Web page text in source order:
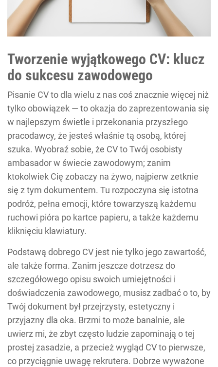
Tworzenie wyjątkowego CV: klucz
do sukcesu zawodowego
Pisanie CV to dla wielu z nas coś znacznie więcej niż
tylko obowiązek — to okazja do zaprezentowania się
w najlepszym świetle i przekonania przyszłego
pracodawcy, że jesteś właśnie tą osobą, której
szuka. Wyobraź sobie, że CV to Twój osobisty
ambasador w świecie zawodowym; zanim
ktokolwiek Cię zobaczy na żywo, najpierw zetknie
się z tym dokumentem. Tu rozpoczyna się istotna
podróż, pełna emocji, które towarzyszą każdemu
ruchowi pióra po kartce papieru, a także każdemu
kliknięciu klawiatury.
Podstawą dobrego CV jest nie tylko jego zawartość,
ale także forma. Zanim jeszcze dotrzesz do
szczegółowego opisu swoich umiejętności i
doświadczenia zawodowego, musisz zadbać o to, by
Twój dokument był przejrzysty, estetyczny i
przyjazny dla oka. Brzmi to może banalnie, ale
uwierz mi, że zbyt często ludzie zapominają o tej
prostej zasadzie, a przecież wygląd CV to pierwsze,
co przyciągnie uwagę rekrutera. Dobrze wyważone